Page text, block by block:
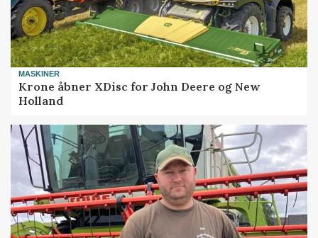
MASKINER
Krone åbner XDisc for John Deere og New
Holland